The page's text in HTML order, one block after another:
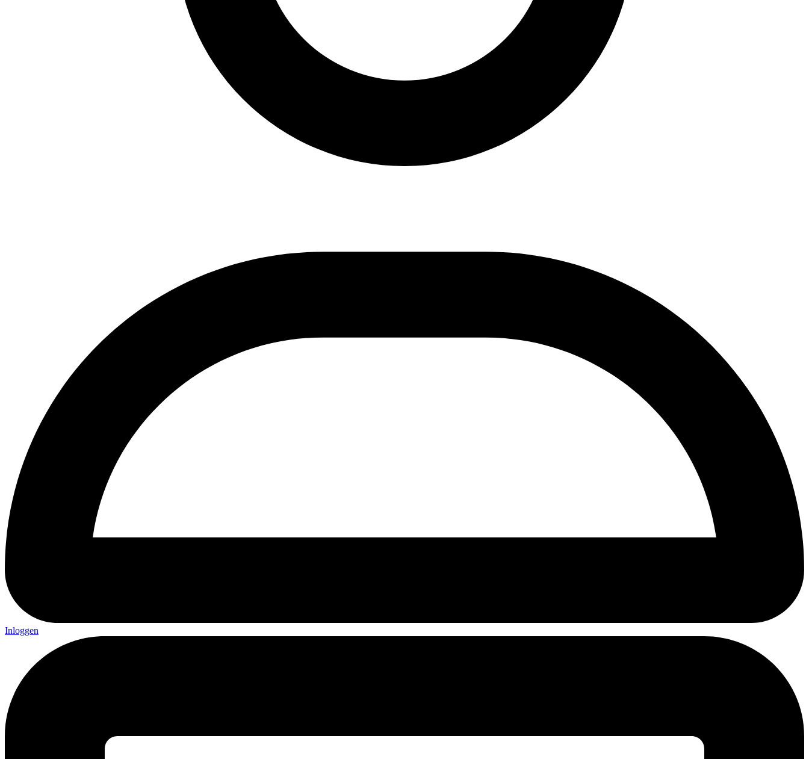
Inloggen